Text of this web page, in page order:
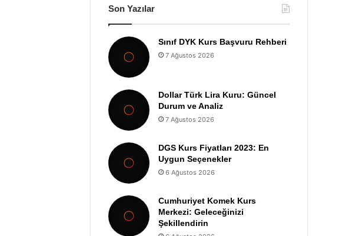
Son Yazılar
Sınıf DYK Kurs Başvuru Rehberi
7 Ağustos 2026
Dollar Türk Lira Kuru: Güncel
Durum ve Analiz
7 Ağustos 2026
DGS Kurs Fiyatları 2023: En
Uygun Seçenekler
6 Ağustos 2026
Cumhuriyet Komek Kurs
Merkezi: Geleceğinizi
Şekillendirin